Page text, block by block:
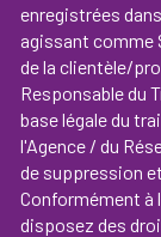
enregistrées
agissant comme
de la clientèle/
Responsable du
base légale du
l'Agence / du
de suppression
Conformément à
disposez des